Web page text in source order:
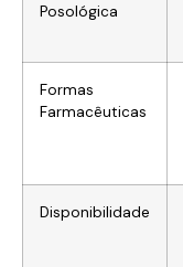
Posológica
Formas
Farmacêuticas
Disponibilidade